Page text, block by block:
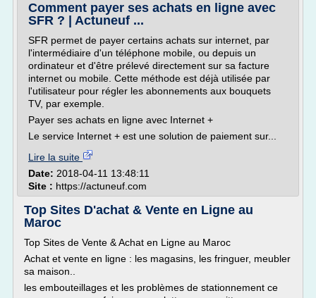
Comment payer ses achats en ligne avec
SFR ? | Actuneuf ...
SFR permet de payer certains achats sur internet, par
l'intermédiaire d'un téléphone mobile, ou depuis un
ordinateur et d'être prélevé directement sur sa facture
internet ou mobile. Cette méthode est déjà utilisée par
l'utilisateur pour régler les abonnements aux bouquets
TV, par exemple.
Payer ses achats en ligne avec Internet +
Le service Internet + est une solution de paiement sur...
Lire la suite
Date: 2018-04-11 13:48:11
Site : https://actuneuf.com
Top Sites D'achat & Vente en Ligne au
Maroc
Top Sites de Vente & Achat en Ligne au Maroc
Achat et vente en ligne : les magasins, les fringuer, meubler
sa maison..
les embouteillages et les problèmes de stationnement ce